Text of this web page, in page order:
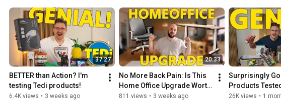
37:27
BETTER than Action? I'm
testing Tedi products!
6.4K views • 3 weeks ago
20:33
No More Back Pain: Is This
Home Office Upgrade Worth
It?
811 views • 3 weeks ago
Surprisingly
Products
26K views • 1